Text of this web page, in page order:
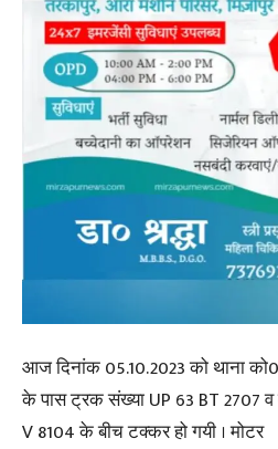
आज दिनांक 05.10.2023 को थाना
के पास ट्रक संख्या UP 63 BT 2707
V 8104 के बीच टक्कर हो गयी । मोटर